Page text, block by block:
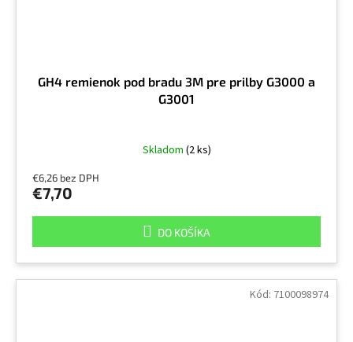
GH4 remienok pod bradu 3M pre prilby G3000 a
G3001
Skladom (2 ks)
€6,26 bez DPH
€7,70
DO KOŠÍKA
Kód: 7100098974